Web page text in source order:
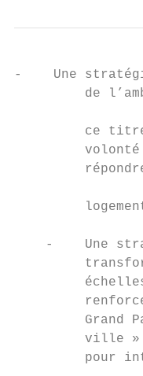
-    Une
de
ce
-    Une
Grand
ville
pour